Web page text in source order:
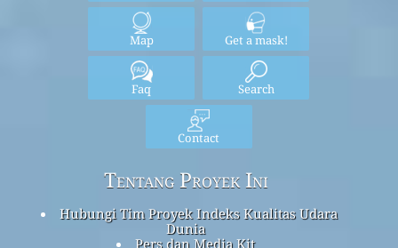
Map Get a mask!
Faq Search
Contact
Tentang Proyek Ini
Hubungi Tim Proyek Indeks Kualitas Udara
Dunia
Pers dan Media Kit